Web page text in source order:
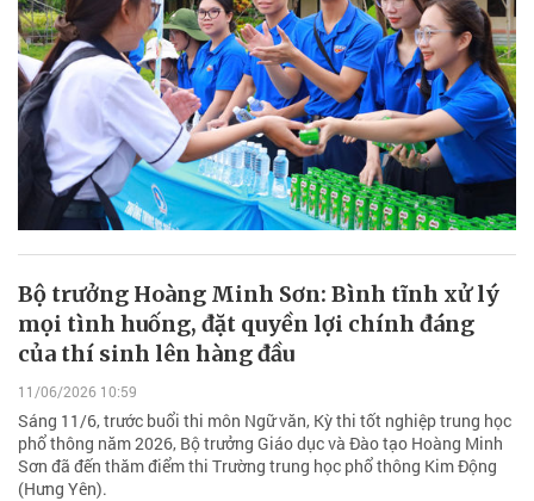
Bộ trưởng Hoàng Minh Sơn: Bình tĩnh xử lý
mọi tình huống, đặt quyền lợi chính đáng
của thí sinh lên hàng đầu
11/06/2026 10:59
Sáng 11/6, trước buổi thi môn Ngữ văn, Kỳ thi tốt nghiệp trung học
phổ thông năm 2026, Bộ trưởng Giáo dục và Đào tạo Hoàng Minh
Sơn đã đến thăm điểm thi Trường trung học phổ thông Kim Động
(Hưng Yên).